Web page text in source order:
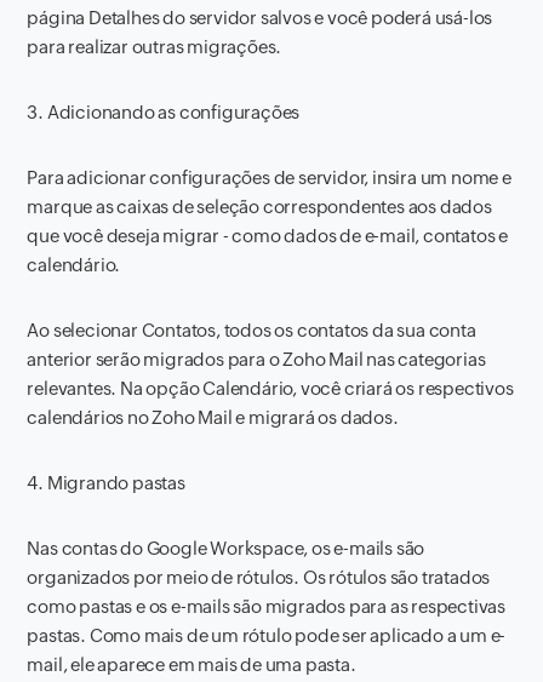
página Detalhes do servidor salvos e você poderá usá-los
para realizar outras migrações.
3. Adicionando as configurações
Para adicionar configurações de servidor, insira um nome e
marque as caixas de seleção correspondentes aos dados
que você deseja migrar - como dados de e-mail, contatos e
calendário.
Ao selecionar Contatos, todos os contatos da sua conta
anterior serão migrados para o Zoho Mail nas categorias
relevantes. Na opção Calendário, você criará os respectivos
calendários no Zoho Mail e migrará os dados.
4. Migrando pastas
Nas contas do Google Workspace, os e-mails são
organizados por meio de rótulos. Os rótulos são tratados
como pastas e os e-mails são migrados para as respectivas
pastas. Como mais de um rótulo pode ser aplicado a um e-
mail, ele aparece em mais de uma pasta.